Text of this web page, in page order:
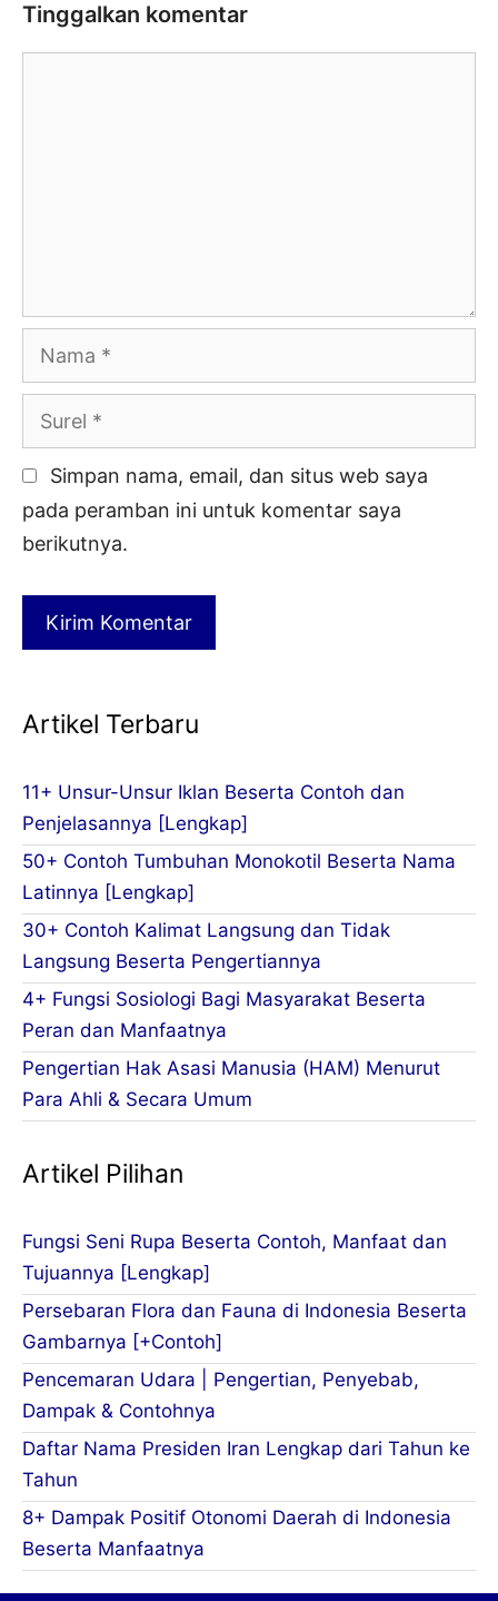
Tinggalkan komentar
Nama
Surel
Simpan nama, email, dan situs web saya
pada peramban ini untuk komentar saya
berikutnya.
Artikel Terbaru
11+ Unsur-Unsur Iklan Beserta Contoh dan
Penjelasannya [Lengkap]
50+ Contoh Tumbuhan Monokotil Beserta Nama
Latinnya [Lengkap]
30+ Contoh Kalimat Langsung dan Tidak
Langsung Beserta Pengertiannya
4+ Fungsi Sosiologi Bagi Masyarakat Beserta
Peran dan Manfaatnya
Pengertian Hak Asasi Manusia (HAM) Menurut
Para Ahli & Secara Umum
Artikel Pilihan
Fungsi Seni Rupa Beserta Contoh, Manfaat dan
Tujuannya [Lengkap]
Persebaran Flora dan Fauna di Indonesia Beserta
Gambarnya [+Contoh]
Pencemaran Udara | Pengertian, Penyebab,
Dampak & Contohnya
Daftar Nama Presiden Iran Lengkap dari Tahun ke
Tahun
8+ Dampak Positif Otonomi Daerah di Indonesia
Beserta Manfaatnya